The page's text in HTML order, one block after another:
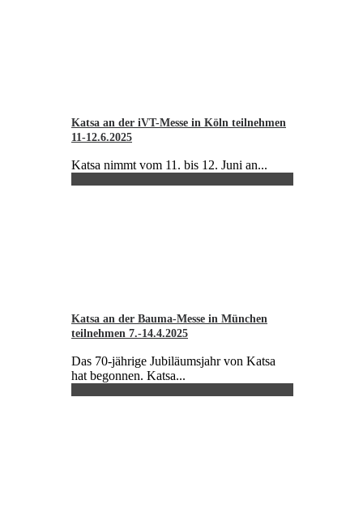
Katsa an der iVT-Messe in Köln teilnehmen
11-12.6.2025
Katsa nimmt vom 11. bis 12. Juni an...
Katsa an der Bauma-Messe in München
teilnehmen 7.-14.4.2025
Das 70-jährige Jubiläumsjahr von Katsa
hat begonnen. Katsa...